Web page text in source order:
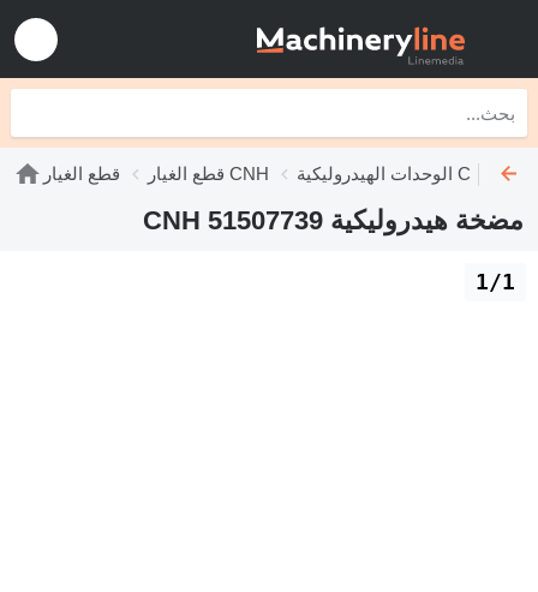
قطع الغيار قطع الغيار CNH الوحدات الهيدروليكية CNH
مضخة هيدروليكية CNH 51507739
1/1